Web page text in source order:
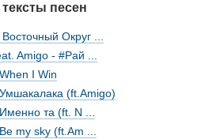
песен
Округ ...
Amigo - #Рай ...
I Win
(ft.Amigo)
та (ft. N ...
my sky (ft.Am ...